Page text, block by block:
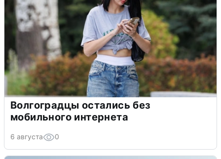
Волгоградцы остались без
мобильного интернета
6 августа 0